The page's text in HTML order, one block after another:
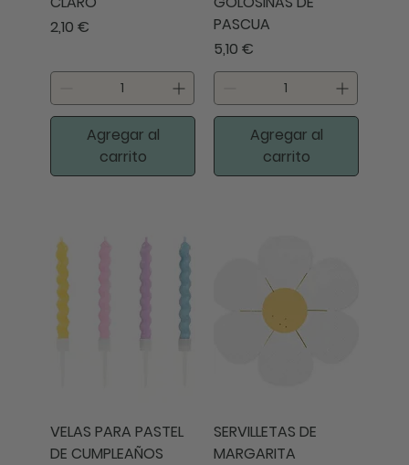
Precio
2,10 €
Agregar al
carrito
PASCUA
Precio
5,10 €
Agregar al
carrito
VELAS PARA PASTEL
DE CUMPLEAÑOS
SERVILLETAS DE
MARGARITA